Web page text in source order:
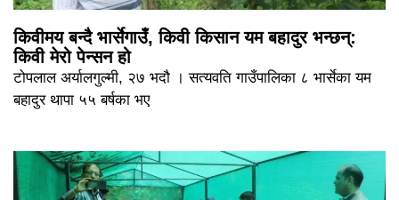
किवीमय बन्दै भार्सेगाउँ, किवी किसान यम बहादुर भन्छन्:
किवी मेरो पेन्सन हो
टोपलाल अर्यालगुल्मी, २७ भदौ । सत्यवति गाउँपालिका ८ भार्सेका यम
बहादुर थापा ५५ बर्षका भए